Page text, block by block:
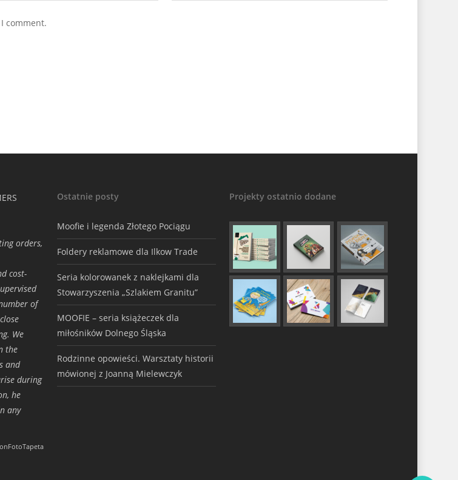
comment.
orders,
cost-
of
We
the
and
during
he
any
Ostatnie posty
Moofie i legenda Złotego Pociągu
Foldery reklamowe dla Ilkow Trade
Seria kolorowanek z naklejkami dla
Stowarzyszenia „Szlakiem Granitu”
MOOFIE – seria książeczek dla
miłośników Dolnego Śląska
Rodzinne opowieści. Warsztaty historii
mówionej z Joanną Mielewczyk
Projekty ostatnio dodane